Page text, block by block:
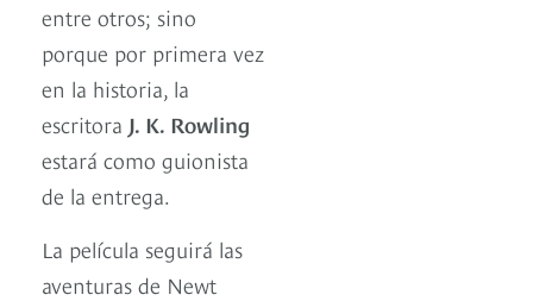
entre otros; sino
porque por primera vez
en la historia, la
escritora J. K. Rowling
estará como guionista
de la entrega.
La película seguirá las
aventuras de Newt